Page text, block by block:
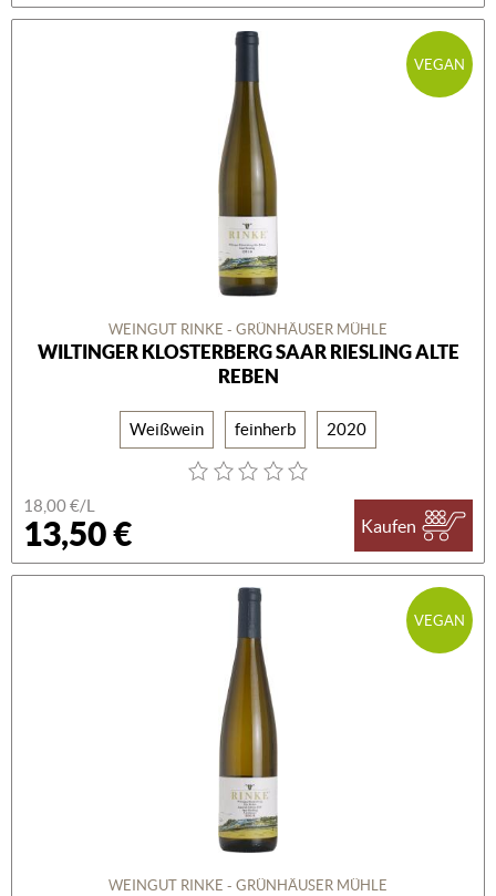
VEGAN
WEINGUT RINKE - GRÜNHÄUSER MÜHLE
WILTINGER KLOSTERBERG SAAR RIESLING ALTE
REBEN
Weißwein feinherb 2020
18,00 €/L
13,50 € Kaufen
VEGAN
WEINGUT RINKE - GRÜNHÄUSER MÜHLE